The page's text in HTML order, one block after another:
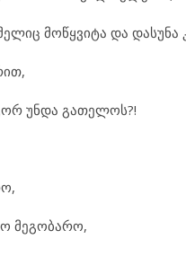
ლიც მოწყვიტა და დასუნა
უნდა გათელოს?!
მეგობარო,